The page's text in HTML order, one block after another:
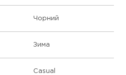
Чорний
Зима
Casual